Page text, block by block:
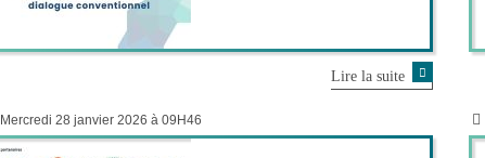
Lire la suite
Mercredi 28 janvier 2026 à 09H46